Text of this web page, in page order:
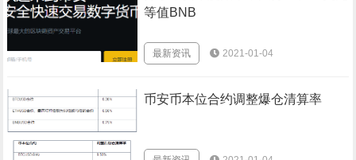
等值BNB
最新资讯 2021-01-04
币安币本位合约调整爆仓清算率